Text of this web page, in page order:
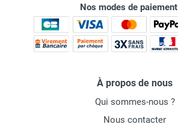
Nos modes de paiement
À propos de nous
Qui sommes-nous ?
Nous contacter